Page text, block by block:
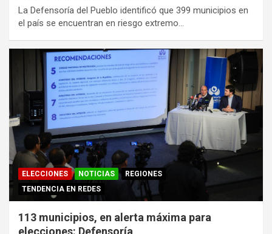
La Defensoría del Pueblo identificó que 399 municipios en
el país se encuentran en riesgo extremo…
ELECCIONES NOTICIAS
REGIONES
TENDENCIA EN REDES
113 municipios, en alerta máxima para
elecciones: Defensoría